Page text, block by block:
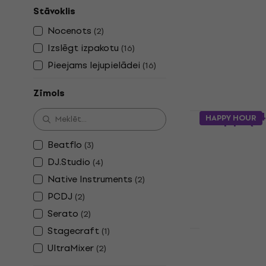
Stāvoklis
Nocenots (2)
Izslēgt izpakotu (16)
Pieejams lejupielādei (16)
Zīmols
Beatflo (3)
DJ.Studio (4)
Native Instruments (2)
PCDJ (2)
Serato (2)
Stagecraft (1)
UltraMixer (2)
PCDJ DEX
produkts)
HAPPY HOUR